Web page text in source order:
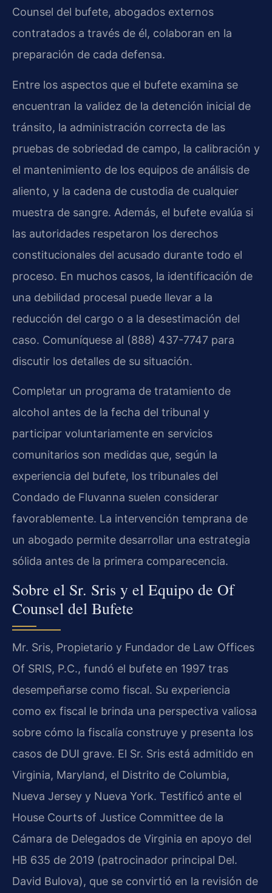
Counsel del bufete, abogados externos
contratados a través de él, colaboran en la
preparación de cada defensa.
Entre los aspectos que el bufete examina se
encuentran la validez de la detención inicial de
tránsito, la administración correcta de las
pruebas de sobriedad de campo, la calibración y
el mantenimiento de los equipos de análisis de
aliento, y la cadena de custodia de cualquier
muestra de sangre. Además, el bufete evalúa si
las autoridades respetaron los derechos
constitucionales del acusado durante todo el
proceso. En muchos casos, la identificación de
una debilidad procesal puede llevar a la
reducción del cargo o a la desestimación del
caso. Comuníquese al (888) 437-7747 para
discutir los detalles de su situación.
Completar un programa de tratamiento de
alcohol antes de la fecha del tribunal y
participar voluntariamente en servicios
comunitarios son medidas que, según la
experiencia del bufete, los tribunales del
Condado de Fluvanna suelen considerar
favorablemente. La intervención temprana de
un abogado permite desarrollar una estrategia
sólida antes de la primera comparecencia.
Sobre el Sr. Sris y el Equipo de Of
Counsel del Bufete
Mr. Sris, Propietario y Fundador de Law Offices
Of SRIS, P.C., fundó el bufete en 1997 tras
desempeñarse como fiscal. Su experiencia
como ex fiscal le brinda una perspectiva valiosa
sobre cómo la fiscalía construye y presenta los
casos de DUI grave. El Sr. Sris está admitido en
Virginia, Maryland, el Distrito de Columbia,
Nueva Jersey y Nueva York. Testificó ante el
House Courts of Justice Committee de la
Cámara de Delegados de Virginia en apoyo del
HB 635 de 2019 (patrocinador principal Del.
David Bulova), que se convirtió en la revisión de